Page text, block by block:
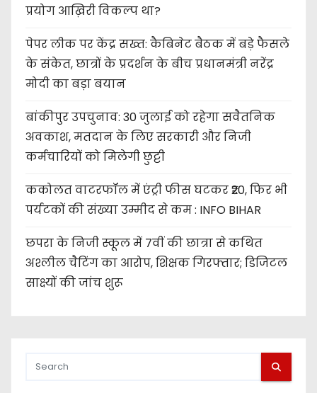
प्रयोग आख़िरी विकल्प था?
पेपर लीक पर केंद्र सख्त: कैबिनेट बैठक में बड़े फैसले
के संकेत, छात्रों के प्रदर्शन के बीच प्रधानमंत्री नरेंद्र
मोदी का बड़ा बयान
बांकीपुर उपचुनाव: 30 जुलाई को रहेगा सवैतनिक
अवकाश, मतदान के लिए सरकारी और निजी
कर्मचारियों को मिलेगी छुट्टी
ककोलत वाटरफॉल में एंट्री फीस घटकर ₹20, फिर भी
पर्यटकों की संख्या उम्मीद से कम : INFO BIHAR
छपरा के निजी स्कूल में 7वीं की छात्रा से कथित
अश्लील चैटिंग का आरोप, शिक्षक गिरफ्तार; डिजिटल
साक्ष्यों की जांच शुरू